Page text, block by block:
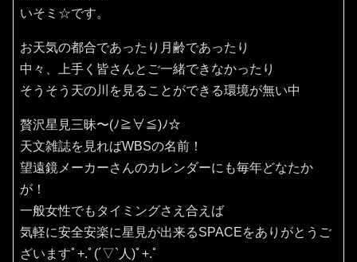
いそミ☆です。
お天気の都合であったり月齢であったり
中々、上手く皆さんとご一緒できなかったり
そうそう天の川を見ることができる環境が無い中
贅沢星見三昧〜(ﾉ≧∀≦)ﾉ☆
天文雑誌を見ればWBSの名前！
望遠鏡メーカーさんのカレンダーにも毎年どなたか
が！
一般女性でもタイミングさえ合えば
気軽に安全安楽に星見が出来るSPACEをありがとうご
ざいますﾟ+.ﾟ(´▽`人)ﾟ+.ﾟ